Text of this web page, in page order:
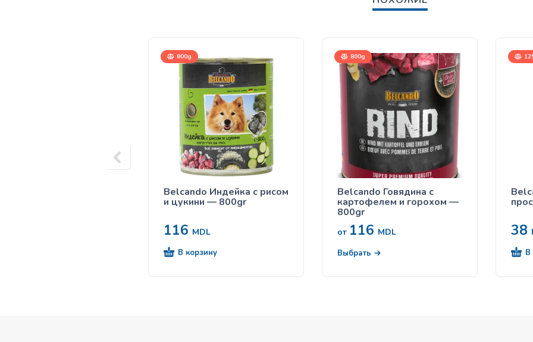
800g
Belcando Индейка с рисом
и цукини — 800gr
116 MDL
В корзину
800g
Belcando Говядина с
картофелем и горохом —
800gr
от 116 MDL
Выбрать
38
В